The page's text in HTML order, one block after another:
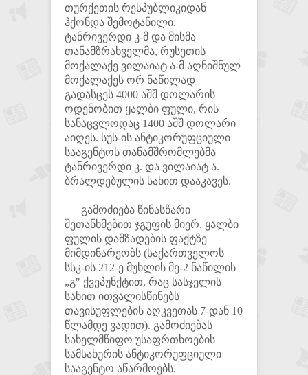
თურქეთის რესპუბლიკიდან
ჰქონდა შემოტანილი.
ტანრივერდი კ-მ და მისმა
თანამზრახველმა, რუსეთის
მოქალაქე ვილაიატ ა-მ აღნიშნულ
მოქალაქეს ორ ნაწილად
გადასცეს 4000 აშშ დოლარის
ოდენობით ყალბი ფული, რის
სანაცვლოდაც 1400 აშშ დოლარი
აიღეს. სუს-ის ანტიკორუფციული
სააგენტოს თანამშრომლებმა
ტანრივერდი კ. და ვილაიატ ა.
ბრალდებულის სახით დააკავეს.
გამოძიება წინასწარი
შეთანხმებით ჯგუფის მიერ, ყალბი
ფულის დამზადების ფაქტზე
მიმდინარეობს (საქართველოს
სსკ-ის 212-ე მუხლის მე-2 ნაწილის
„გ" ქვეპუნქტით, რაც სასჯელის
სახით ითვალისწინებს
თავისუფლების აღკვეთას 7-დან 10
წლამდე ვადით). გამოძიებას
სახელმწიფო უსაფრთხოების
სამსახურის ანტიკორუფციული
სააგენტო აწარმოებს.